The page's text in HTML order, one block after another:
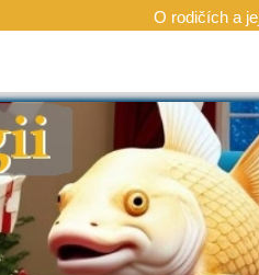
O rodičích a